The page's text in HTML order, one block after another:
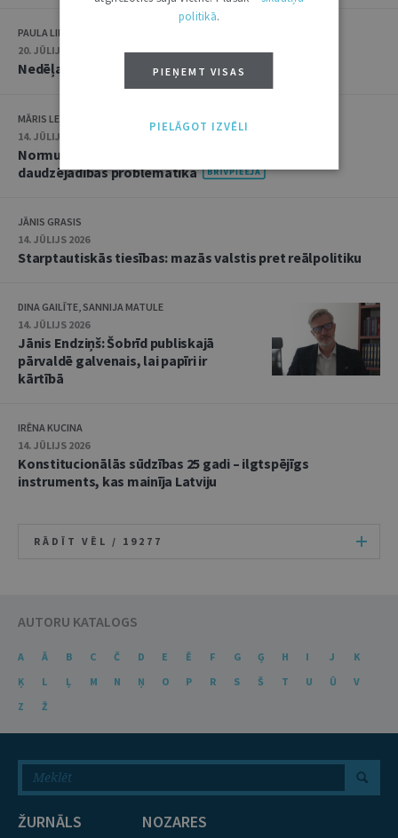
PAULA LIPE
20. JŪLIJS 2026 • 16:05
Nedēļas notikumu apskats: 13.–17. jūlijs
MĀRIS LEJA
14. JŪLIJS 2026
Normu konkurences un noziedzīgu nodarījumu
daudzējādības problemātika
JĀNIS GRASIS
14. JŪLIJS 2026
Starptautiskās tiesības: mazās valstis pret reālpolitiku
DINA GAILĪTE, SANNIJA MATULE
14. JŪLIJS 2026
Jānis Endziņš: Šobrīd publiskajā
pārvaldē galvenais, lai papīri ir
kārtībā
IRĒNA KUCINA
14. JŪLIJS 2026
Konstitucionālās sūdzības 25 gadi – ilgtspējīgs
instruments, kas mainīja Latviju
RĀDĪT VĒL / 19277
AUTORU KATALOGS
A Ā B C Č D E Ē F G Ģ H I J
K
Ķ
L Ļ M N Ņ O P R S Š T U Ū
V
Z
Ž
ŽURNĀLS NOZARES
politikā.
PIEŅEMT VISAS
PIELĀGOT IZVĒLI